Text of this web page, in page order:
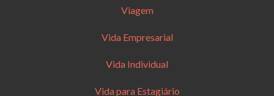
Viagem
Vida Empresarial
Vida Individual
Vida para Estagiário